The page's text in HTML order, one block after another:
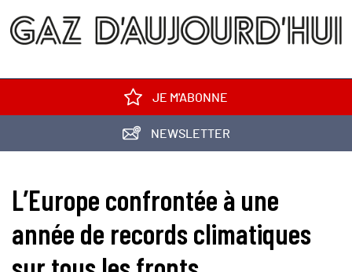
JE M'ABONNE
NEWSLETTER
L’Europe confrontée à une
année de records climatiques